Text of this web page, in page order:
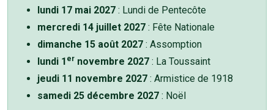
lundi 17 mai 2027 : Lundi de Pentecôte
mercredi 14 juillet 2027 : Fête Nationale
dimanche 15 août 2027 : Assomption
lundi 1 er novembre 2027 : La Toussaint
jeudi 11 novembre 2027 : Armistice de 1918
samedi 25 décembre 2027 : Noël